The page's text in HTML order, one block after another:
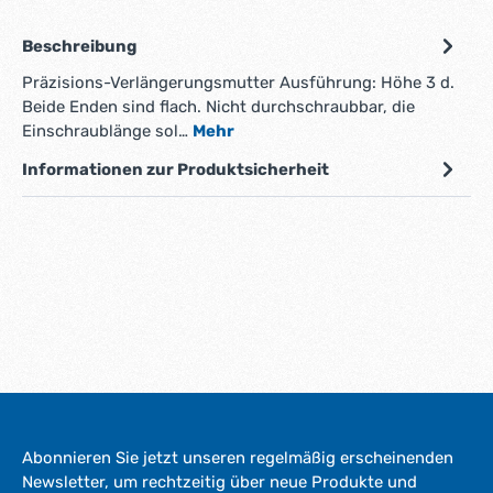
Beschreibung
Präzisions-Verlängerungsmutter Ausführung: Höhe 3 d.
Beide Enden sind flach. Nicht durchschraubbar, die
Einschraublänge sol… Mehr
Informationen zur Produktsicherheit
Abonnieren Sie jetzt unseren regelmäßig erscheinenden
Newsletter, um rechtzeitig über neue Produkte und